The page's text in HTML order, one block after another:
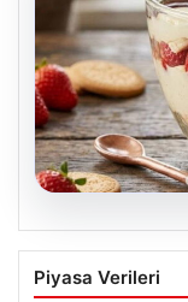
05.08.2026
Tatlı
Çikolata
Piyasa Verileri